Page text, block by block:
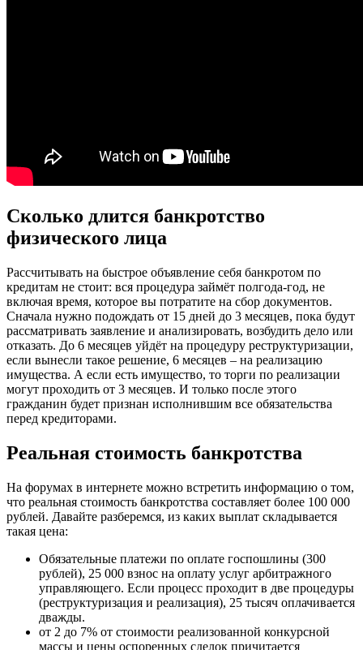
Сколько длится банкротство
физического лица
Рассчитывать на быстрое объявление себя банкротом по
кредитам не стоит: вся процедура займёт полгода-год, не
включая время, которое вы потратите на сбор документов.
Сначала нужно подождать от 15 дней до 3 месяцев, пока будут
рассматривать заявление и анализировать, возбудить дело или
отказать. До 6 месяцев уйдёт на процедуру реструктуризации,
если вынесли такое решение, 6 месяцев – на реализацию
имущества. А если есть имущество, то торги по реализации
могут проходить от 3 месяцев. И только после этого
гражданин будет признан исполнившим все обязательства
перед кредиторами.
Реальная стоимость банкротства
На форумах в интернете можно встретить информацию о том,
что реальная стоимость банкротства составляет более 100 000
рублей. Давайте разберемся, из каких выплат складывается
такая цена:
Обязательные платежи по оплате госпошлины (300
рублей), 25 000 взнос на оплату услуг арбитражного
управляющего. Если процесс проходит в две процедуры
(реструктуризация и реализация), 25 тысяч оплачивается
дважды.
от 2 до 7% от стоимости реализованной конкурсной
массы и цены оспоренных сделок причитается